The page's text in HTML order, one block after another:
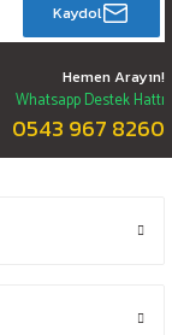
Kaydol
Hemen Arayın!
Whatsapp Destek Hattı
0543 967 8260